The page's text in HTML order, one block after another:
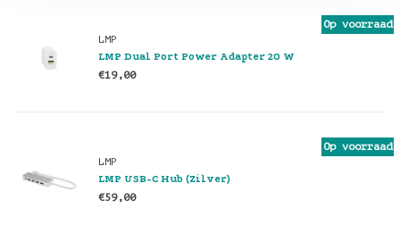
Op voorraad
LMP
LMP Dual Port Power Adapter 20 W
€19,00
Op voorraad
LMP
LMP USB-C Hub (Zilver)
€59,00